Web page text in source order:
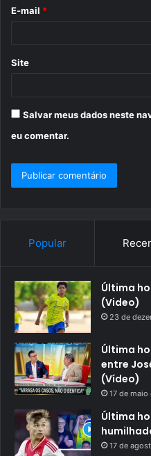
E-mail *
Site
Salvar meus dados neste
eu comentar.
Popular
Última
(Video)
23 de
Última
entre
(Vídeo)
17 de
Última
17 de